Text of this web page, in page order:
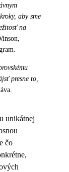
aby sme
na
presne to,
unikátnej
čo